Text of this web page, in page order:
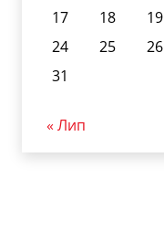
17
18 19
24
25 26
31
« Лип